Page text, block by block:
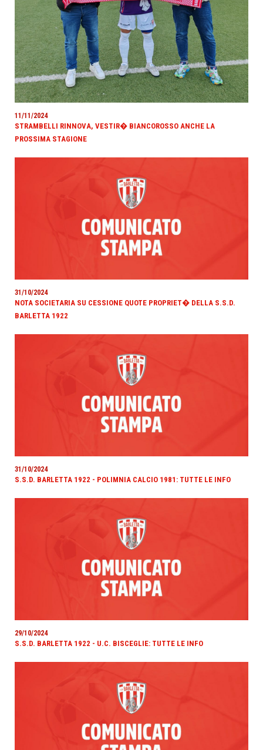
11/11/2024
STRAMBELLI RINNOVA, VESTIR� BIANCOROSSO ANCHE LA
PROSSIMA STAGIONE
31/10/2024
NOTA SOCIETARIA SU CESSIONE QUOTE PROPRIET� DELLA S.S.D.
BARLETTA 1922
31/10/2024
S.S.D. BARLETTA 1922 - POLIMNIA CALCIO 1981: TUTTE LE INFO
29/10/2024
S.S.D. BARLETTA 1922 - U.C. BISCEGLIE: TUTTE LE INFO